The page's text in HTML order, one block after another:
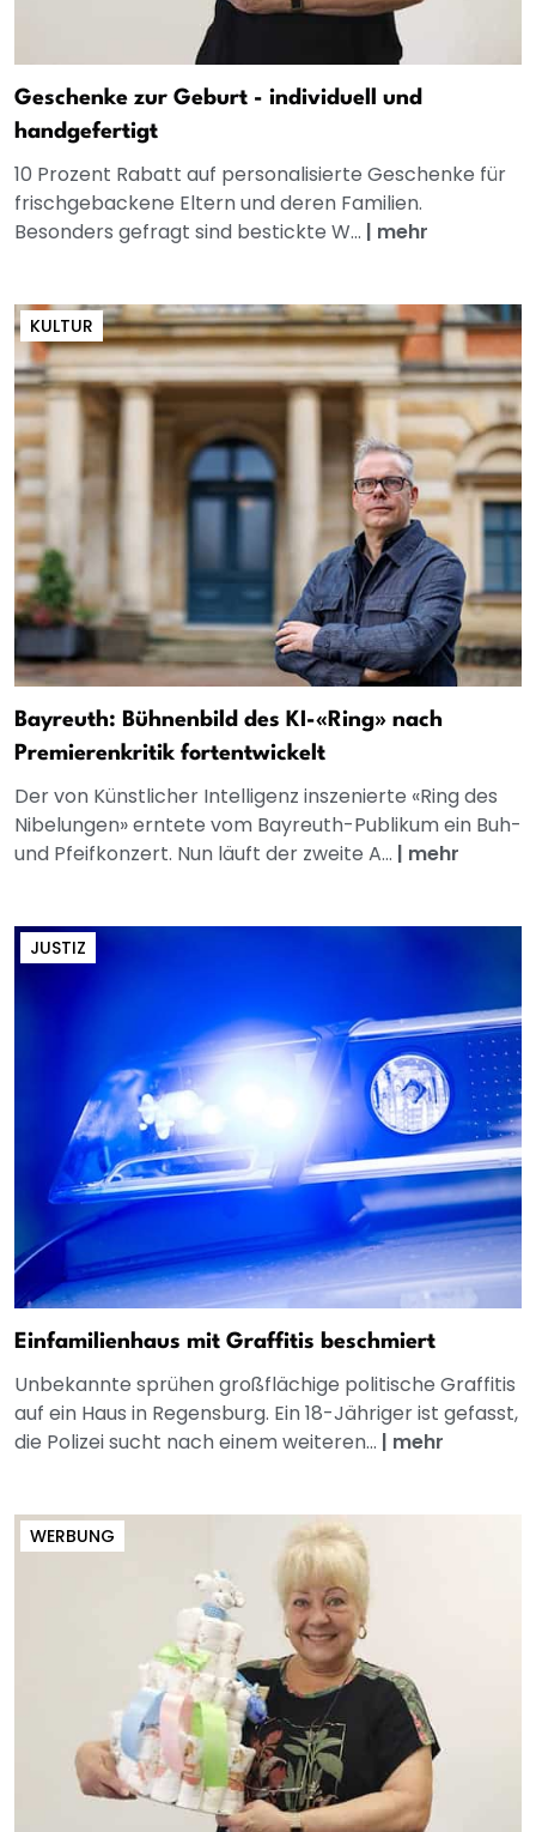
Geschenke zur Geburt - individuell und
handgefertigt
10 Prozent Rabatt auf personalisierte Geschenke für
frischgebackene Eltern und deren Familien.
Besonders gefragt sind bestickte W... | mehr
KULTUR
Bayreuth: Bühnenbild des KI-«Ring» nach
Premierenkritik fortentwickelt
Der von Künstlicher Intelligenz inszenierte «Ring des
Nibelungen» erntete vom Bayreuth-Publikum ein Buh-
und Pfeifkonzert. Nun läuft der zweite A... | mehr
JUSTIZ
Einfamilienhaus mit Graffitis beschmiert
Unbekannte sprühen großflächige politische Graffitis
auf ein Haus in Regensburg. Ein 18-Jähriger ist gefasst,
die Polizei sucht nach einem weiteren... | mehr
WERBUNG